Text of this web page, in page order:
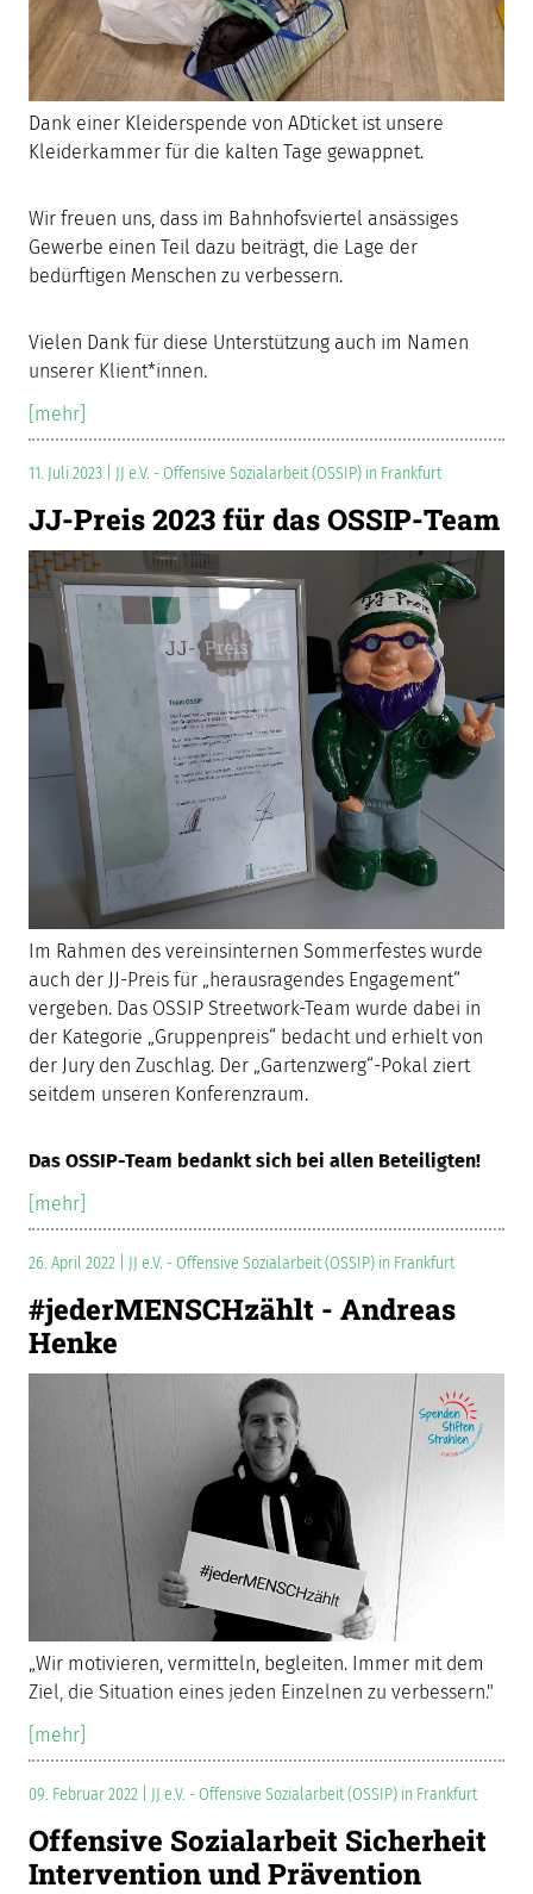
Dank einer Kleiderspende von ADticket ist unsere
Kleiderkammer für die kalten Tage gewappnet.
Wir freuen uns, dass im Bahnhofsviertel ansässiges
Gewerbe einen Teil dazu beiträgt, die Lage der
bedürftigen Menschen zu verbessern.
Vielen Dank für diese Unterstützung auch im Namen
unserer Klient*innen.
[mehr]
11. Juli 2023 | JJ e.V. - Offensive Sozialarbeit (OSSIP) in Frankfurt
JJ-Preis 2023 für das OSSIP-Team
Im Rahmen des vereinsinternen Sommerfestes wurde
auch der JJ-Preis für „herausragendes Engagement“
vergeben. Das OSSIP Streetwork-Team wurde dabei in
der Kategorie „Gruppenpreis“ bedacht und erhielt von
der Jury den Zuschlag. Der „Gartenzwerg“-Pokal ziert
seitdem unseren Konferenzraum.
Das OSSIP-Team bedankt sich bei allen Beteiligten!
[mehr]
26. April 2022 | JJ e.V. - Offensive Sozialarbeit (OSSIP) in Frankfurt
#jederMENSCHzählt - Andreas
Henke
„Wir motivieren, vermitteln, begleiten. Immer mit dem
Ziel, die Situation eines jeden Einzelnen zu verbessern."
[mehr]
09. Februar 2022 | JJ e.V. - Offensive Sozialarbeit (OSSIP) in Frankfurt
Offensive Sozialarbeit Sicherheit
Intervention und Prävention